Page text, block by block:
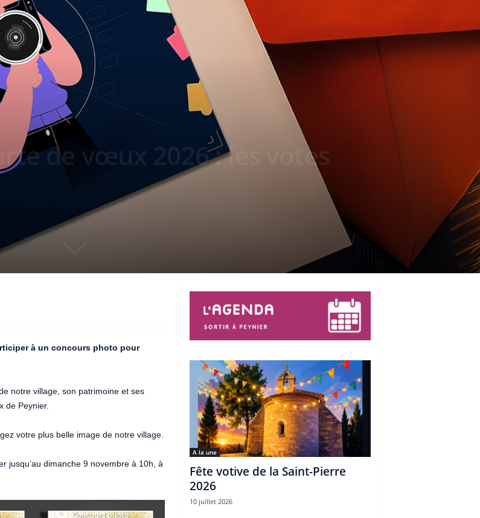
de vœux 2026 : les votes
à un concours photo pour
notre village, son patrimoine et ses
de Peynier.
votre plus belle image de notre village.
jusqu’au dimanche 9 novembre à 10h, à
A la une
Fête votive de la Saint-Pierre
2026
10 juillet 2026